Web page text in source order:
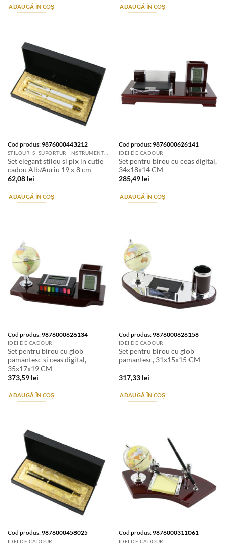
ADAUGĂ ÎN COȘ ADAUGĂ ÎN COȘ
Cod produs:9876000443212
Set elegant stilou si pix in cutie
cadou Alb/Auriu 19 x 8 cm
62,08 lei
ADAUGĂ ÎN COȘ
Cod produs:9876000626141
IDEI DE CADOURI
Set pentru birou cu ceas digital,
34x18x14 CM
285,49 lei
ADAUGĂ ÎN COȘ
Cod produs:9876000626134
IDEI DE CADOURI
Set pentru birou cu glob
pamantesc si ceas digital,
35x17x19 CM
373,59 lei
ADAUGĂ ÎN COȘ
Cod produs:9876000626158
IDEI DE CADOURI
Set pentru birou cu glob
pamantesc, 31x15x15 CM
317,33 lei
ADAUGĂ ÎN COȘ
Cod produs:9876000458025
IDEI DE CADOURI
Cod produs:9876000311061
IDEI DE CADOURI